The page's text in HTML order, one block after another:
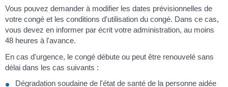
Vous pouvez demander à modifier les dates prévisionnelles de
votre congé et les conditions d'utilisation du congé. Dans ce cas,
vous devez en informer par écrit votre administration, au moins
48 heures à l'avance.
En cas d'urgence, le congé débute ou peut être renouvelé sans
délai dans les cas suivants :
Dégradation soudaine de l'état de santé de la personne aidée